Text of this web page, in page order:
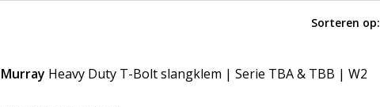
Sorteren op:
Murray Heavy Duty T-Bolt slangklem | Serie TBA & TBB | W2